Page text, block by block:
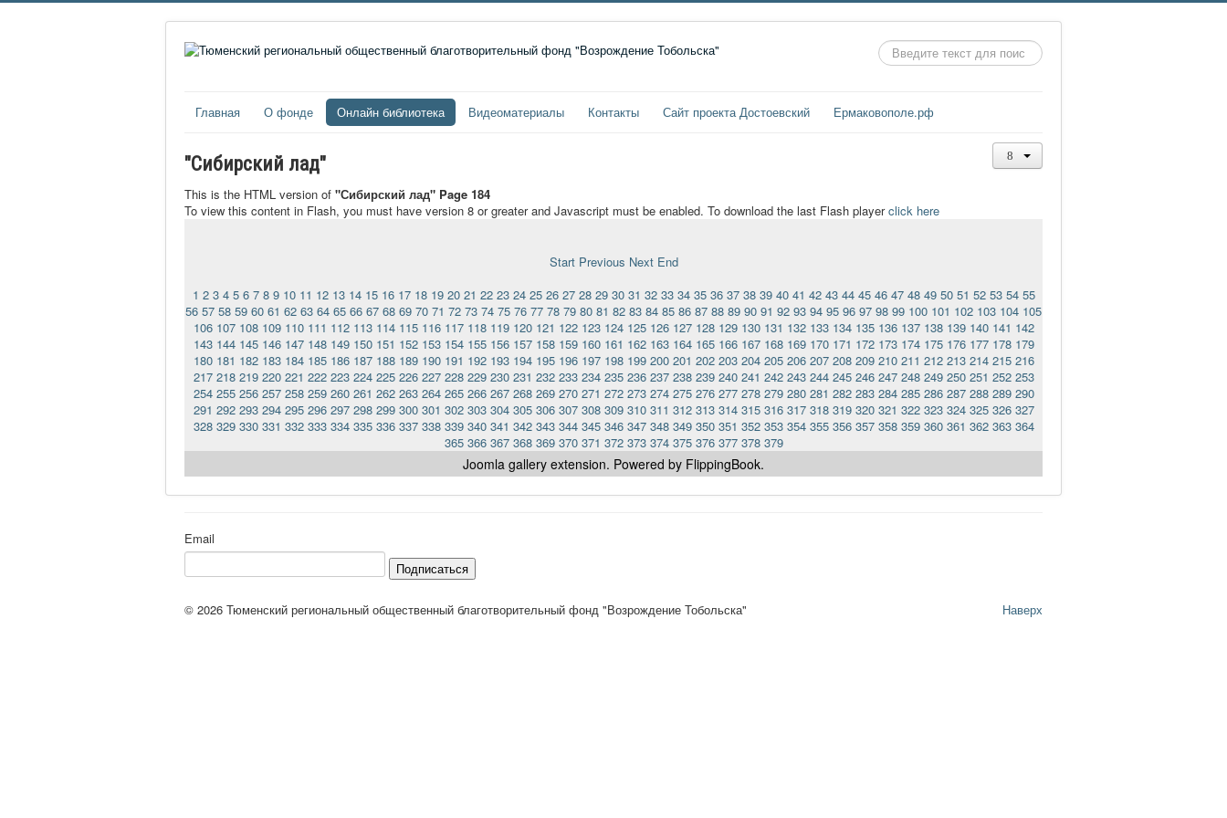
Искать...
Главная О фонде Онлайн библиотека Видеоматериалы Контакты Сайт проекта Достоевский Ермаковополе.рф
"Сибирский лад"
This is the HTML version of "Сибирский лад" Page 184
To view this content in Flash, you must have version 8 or greater and Javascript must be enabled. To download the last Flash playerclick here
Start Previous Next End
1 2 3 4 5 6 7 8 9 10 11 12 13 14 15 16 17 18 19 20 21 22 23 24 25 26 27 28 29 30 31 32 33 34 35 36 37 38 39 40 41 42 43 44 45 46 47 48 49 50 51 52 53 54 55
56 57 58 59 60 61 62 63 64 65 66 67 68 69 70 71 72 73 74 75 76 77 78 79 80 81 82 83 84 85 86 87 88 89 90 91 92 93 94 95 96 97 98 99 100 101 102 103 104 105
106 107 108 109 110 111 112 113 114 115 116 117 118 119 120 121 122 123 124 125 126 127 128 129 130 131 132 133 134 135 136 137 138 139 140 141 142
143 144 145 146 147 148 149 150 151 152 153 154 155 156 157 158 159 160 161 162 163 164 165 166 167 168 169 170 171 172 173 174 175 176 177 178 179
180 181 182 183 184 185 186 187 188 189 190 191 192 193 194 195 196 197 198 199 200 201 202 203 204 205 206 207 208 209 210 211 212 213 214 215 216
217 218 219 220 221 222 223 224 225 226 227 228 229 230 231 232 233 234 235 236 237 238 239 240 241 242 243 244 245 246 247 248 249 250 251 252 253
254 255 256 257 258 259 260 261 262 263 264 265 266 267 268 269 270 271 272 273 274 275 276 277 278 279 280 281 282 283 284 285 286 287 288 289 290
291 292 293 294 295 296 297 298 299 300 301 302 303 304 305 306 307 308 309 310 311 312 313 314 315 316 317 318 319 320 321 322 323 324 325 326 327
328 329 330 331 332 333 334 335 336 337 338 339 340 341 342 343 344 345 346 347 348 349 350 351 352 353 354 355 356 357 358 359 360 361 362 363 364
365 366 367 368 369 370 371 372 373 374 375 376 377 378 379
Joomla gallery extension. Powered by FlippingBook.
Email
Подписаться
Наверх
© 2026 Тюменский региональный общественный благотворительный фонд "Возрождение Тобольска"